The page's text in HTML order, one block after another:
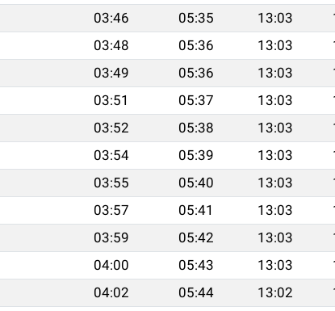
03:46 05:35 13:03
03:48 05:36 13:03
03:49 05:36 13:03
03:51 05:37 13:03
03:52 05:38 13:03
03:54 05:39 13:03
03:55 05:40 13:03
03:57 05:41 13:03
03:59 05:42 13:03
04:00 05:43 13:03
04:02 05:44 13:02